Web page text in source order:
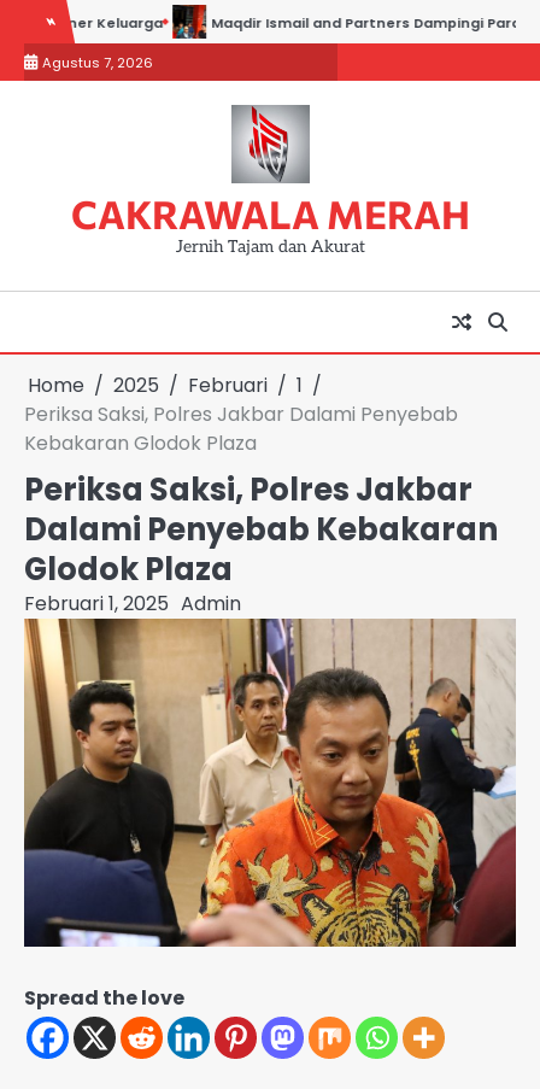
content
Keluarga Maqdir Ismail and Partners Dampingi Para Saksi
Agustus 7, 2026
CAKRAWALA MERAH
Jernih Tajam dan Akurat
Home 2025 Februari
1
Periksa Saksi, Polres Jakbar Dalami Penyebab
Kebakaran Glodok Plaza
Periksa Saksi, Polres Jakbar
Dalami Penyebab Kebakaran
Glodok Plaza
Februari 1, 2025 Admin
Spread the love